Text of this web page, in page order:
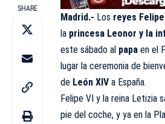
SHARE
Madrid.- Los reyes
la princesa Leonor y la
este sábado al papa en el
lugar la ceremonia de
de León XIV a España.
Felipe VI y la reina Letizia
pie del coche, y ya en la